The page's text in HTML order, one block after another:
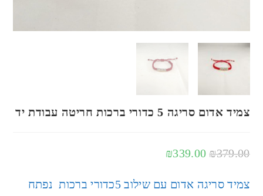
צמיד אדום סריגה 5 כדורי ברכות חריטה עבודת יד
₪379.00
₪339.00
צמיד סריגה אדום עם שילוב 5כדורי ברכות נפתח